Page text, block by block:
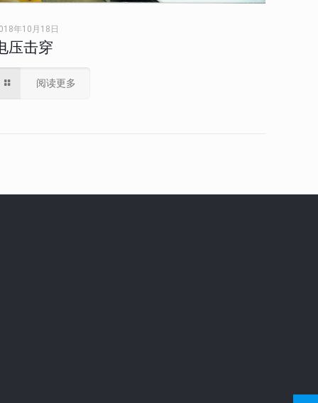
年10月18日
压击穿
阅读更多